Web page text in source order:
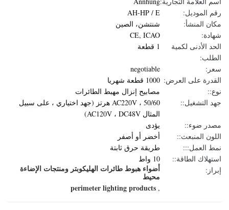
رقم الموديل:
AH-HP / E
مكان المنشأ:
شنتشن، الصين
شهادة:
CE, ICAO
الحد الأدنى لكمية
الطلب:
1 قطعة
سعر:
negotiable
القدرة على العرض: 1000 قطعة شهريا
نوع::
مصابيح إنزال مهبط الطائرات
جهد التشغيل::
AC220V ، 50/60 هرتز (جهد اختياري ، على سبيل
المثال AC120V ، DC48V)
مصدر ضوء::
يؤدى
اللون المنبعث::
أخضر أو ​​أصفر
نمط العمل:::
طريقة حرق ثابتة
استهلاك الطاقة::
10 واط
إبراز:
أضواء هبوط طائرات الهليكوبتر ومنتجات الإضاءة
محيط
,
perimeter lighting products